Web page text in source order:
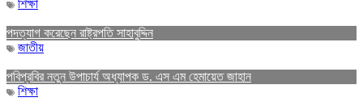
শিক্ষা
পদত্যাগ করেছেন রাষ্ট্রপতি সাহাবুদ্দিন
জাতীয়
পবিপ্রবির নতুন উপাচার্য অধ্যাপক ড. এস এম হেমায়েত জাহান
শিক্ষা